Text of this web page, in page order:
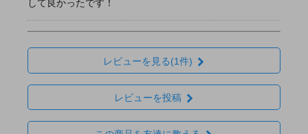
して良かったです！
レビューを見る(1件)
レビューを投稿